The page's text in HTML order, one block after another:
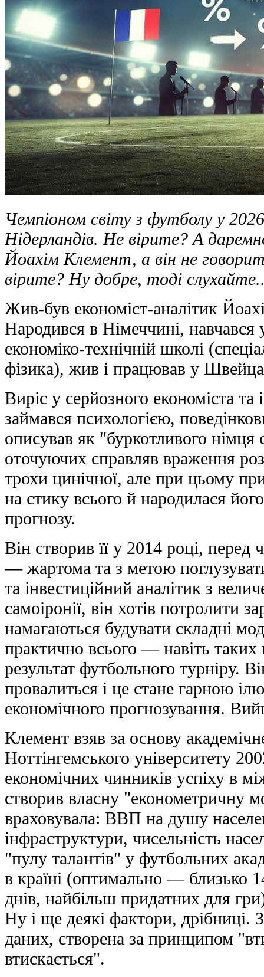
Чемпіоном світу з футболу у
Нідерландів. Не вірите? А
Йоахім Клемент, а він не
вірите? Ну добре, тоді
Жив-був економіст-аналітик
Народився в Німеччині,
економіко-технічній школі
фізика), жив і працював у
Виріс у серйозного економіста та
займався психологією,
описував як "буркотливого німця
оточуючих справляв враження
трохи цинічної, але при цьому
на стику всього й народилася
прогнозу.
Він створив її у 2014 році, перед
— жартома та з метою
та інвестиційний аналітик з
самоіронії, він хотів потролити
намагаються будувати складні
практично всього — навіть таких
результат футбольного турніру.
провалиться і це стане гарною
економічного прогнозування.
Клемент взяв за основу
Ноттінгемського університету
економічних чинників успіху в
створив власну "економетричну
враховувала: ВВП на душу
інфраструктури, чисельність
"пулу талантів" у футбольних
в країні (оптимально — близько
днів, найбiльш придатних для
Ну і ще деякі фактори, дрібниці.
даних, створена за принципом
втискається".